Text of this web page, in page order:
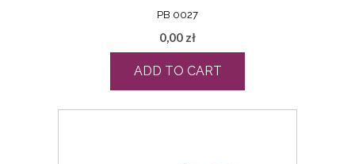
PB 0027
0,00 zł
ADD TO CART